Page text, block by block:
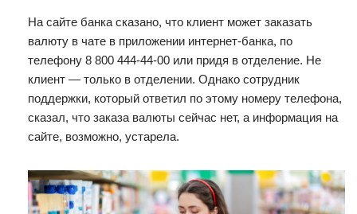
На сайте банка сказано, что клиент может заказать
валюту в чате в приложении интернет-банка, по
телефону 8 800 444-44-00 или придя в отделение. Не
клиент — только в отделении. Однако сотрудник
поддержки, который ответил по этому номеру телефона,
сказал, что заказа валюты сейчас нет, а информация на
сайте, возможно, устарела.